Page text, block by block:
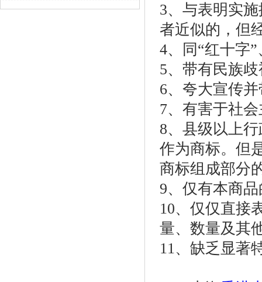
3、与表明实
者近似的，但
4、同“红十字
5、带有民族
6、夸大宣传
7、有害于社
8、县级以上
作为商标。但
商标组成部分
9、仅有本商
10、仅仅直接
量、数量及其
11、缺乏显著